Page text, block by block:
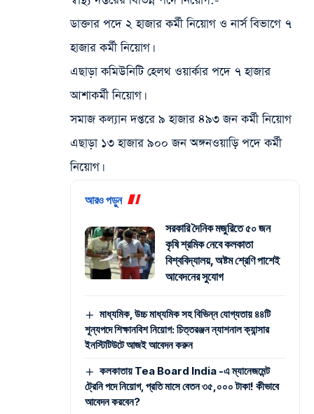
ডাক্তার‌ পদে ২ হাজার কর্মী নিয়োগ ওনার্স বিভাগে৭
হাজার কর্মী নিয়োগ।
এছাড়া কমিউনিটি হেলথ ওয়ার্কার পদে ৭ হাজার
আশাকর্মী‌ নিয়োগ।
সমাজ কল্যান‌ দপ্তরে৯ হাজার ৪৯৩ জন কর্মী নিয়োগ
এছাড়া ১৩ হাজার ৯০০ জনঅঙ্গনওয়াড়ি পদে কর্মী
নিয়োগ।
আরও পড়ুন
সরকারি দৈনিক মজুরিতে ৫০ জন
কৃষি শ্রমিক নেবে কলকাতা
বিশ্ববিদ্যালয়, অষ্টম শ্রেণি পাশেই
আবেদনের সুযোগ
মাধ্যমিক, উচ্চ মাধ্যমিক সহ বিভিন্ন যোগ্যতায় ৪৪টি
শূন্যপদে শিক্ষানবিশ নিয়োগ: চিত্তরঞ্জন ন্যাশনাল ক্যান্সার
ইনস্টিটিউটে আজই আবেদন করুন
কলকাতায় Tea Board India -এ ম্যানেজমেন্ট
ট্রেনি পদে নিয়োগ, প্রতি মাসে বেতন ৩৫,০০০ টাকা! কীভাবে
আবেদন করবেন?